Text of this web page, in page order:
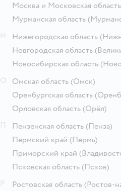
Москва и Московская область
Мурманская область
Нижегородская область
Новгородская область
Новосибирская область
Омская область (Омск)
Оренбургская область
Орловская область (Орёл)
Пензенская область (Пенза)
Пермский край (Пермь)
Приморский край
Псковская область (Псков)
Ростовская область (Ростов-